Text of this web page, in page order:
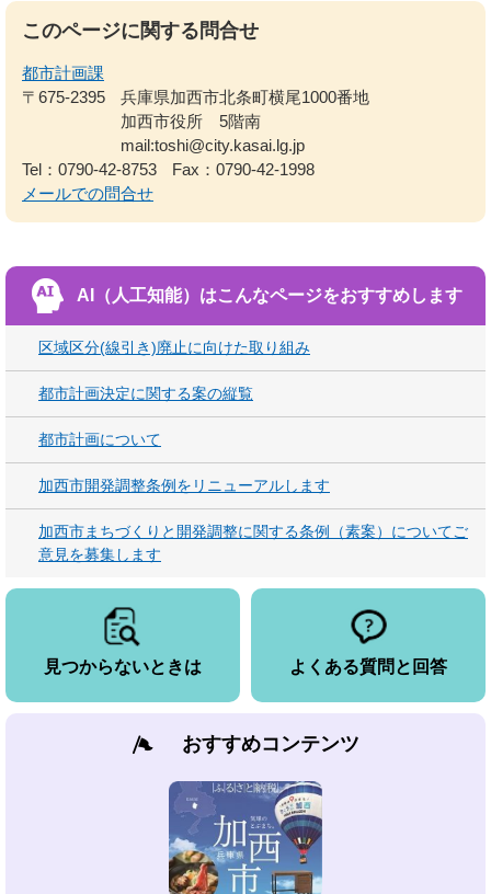
このページに関する問合せ
都市計画課
〒675-2395
兵庫県加西市北条町横尾1000番地
加西市役所 5階南
mail:toshi@city.kasai.lg.jp
Tel：0790-42-8753
Fax：0790-42-1998
メールでの問合せ
AI（人工知能）はこんなページをおすすめします
区域区分(線引き)廃止に向けた取り組み
都市計画決定に関する案の縦覧
都市計画について
加西市開発調整条例をリニューアルします
加西市まちづくりと開発調整に関する条例（素案）についてご
意見を募集します
見つからないときは よくある質問と回答
おすすめコンテンツ